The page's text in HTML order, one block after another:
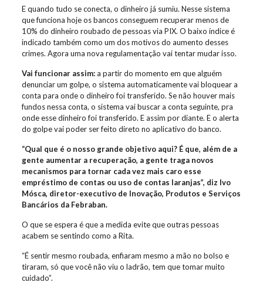
E quando tudo se conecta, o dinheiro já sumiu. Nesse sistema
que funciona hoje os bancos conseguem recuperar menos de
10% do dinheiro roubado de pessoas via PIX. O baixo índice é
indicado também como um dos motivos do aumento desses
crimes. Agora uma nova regulamentação vai tentar mudar isso.
Vai funcionar assim:a partir do momento em que alguém
denunciar um golpe, o sistema automaticamente vai bloquear a
conta para onde o dinheiro foi transferido. Se não houver mais
fundos nessa conta, o sistema vai buscar a conta seguinte, pra
onde esse dinheiro foi transferido. E assim por diante. E o alerta
do golpe vai poder ser feito direto no aplicativo do banco.
“Qual que é o nosso grande objetivo aqui? É que, além de a
gente aumentar a recuperação, a gente traga novos
mecanismos para tornar cada vez mais caro esse
empréstimo de contas ou uso de contas laranjas”, diz Ivo
Mósca, diretor-executivo de Inovação, Produtos e Serviços
Bancários da Febraban.
O que se espera é que a medida evite que outras pessoas
acabem se sentindo como a Rita.
“É sentir mesmo roubada, enfiaram mesmo a mão no bolso e
tiraram, só que você não viu o ladrão, tem que tomar muito
cuidado”.